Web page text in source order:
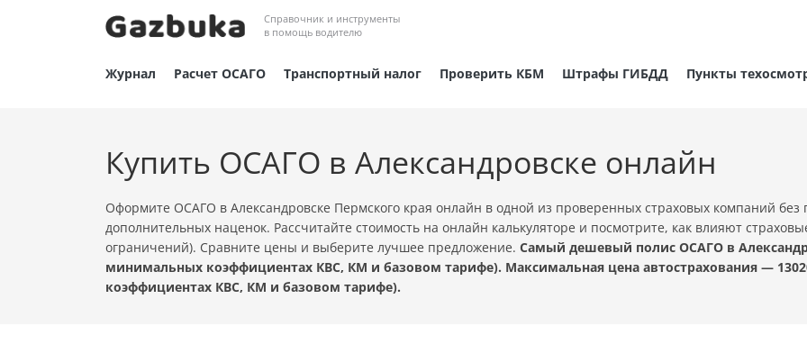
Справочник и инструменты
в помощь водителю
Журнал Расчет ОСАГО Транспортный налог Проверить КБМ Штрафы ГИБДД Пункты
Купить ОСАГО в Александровске онлайн
Оформите ОСАГО в Александровске Пермского края онлайн в одной из проверенных страховых компаний
дополнительных наценок. Рассчитайте стоимость на онлайн калькуляторе и посмотрите, как влияют
ограничений). Сравните цены и выберите лучшее предложение. Самый дешевый полис ОСАГО в
минимальных коэффициентах КВС, КМ и базовом тарифе). Максимальная цена автострахования —
коэффициентах КВС, КМ и базовом тарифе).